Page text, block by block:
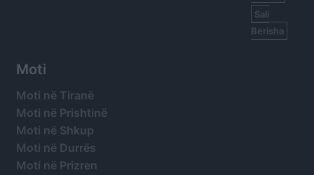
Sali
Berisha
Moti
Moti në Tiranë
Moti në Prishtinë
Moti në Shkup
Moti në Durrës
Moti në Prizren